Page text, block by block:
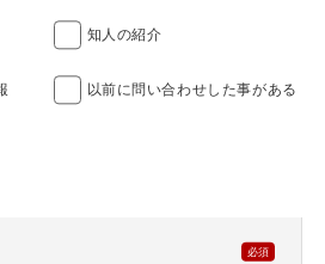
知人の紹介
以前に問い合わせした事がある